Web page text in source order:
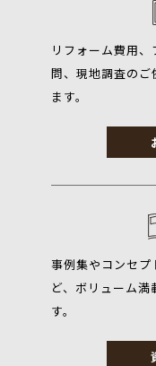
リフォーム費用
問、現地調査のご
ます。
事例集やコンセプ
ど、ボリューム
す。